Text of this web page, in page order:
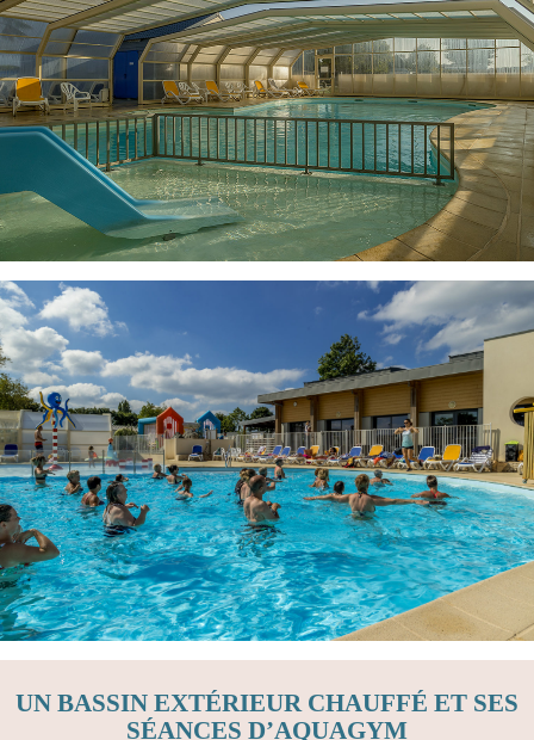
UN BASSIN EXTÉRIEUR CHAUFFÉ ET SES
SÉANCES D’AQUAGYM